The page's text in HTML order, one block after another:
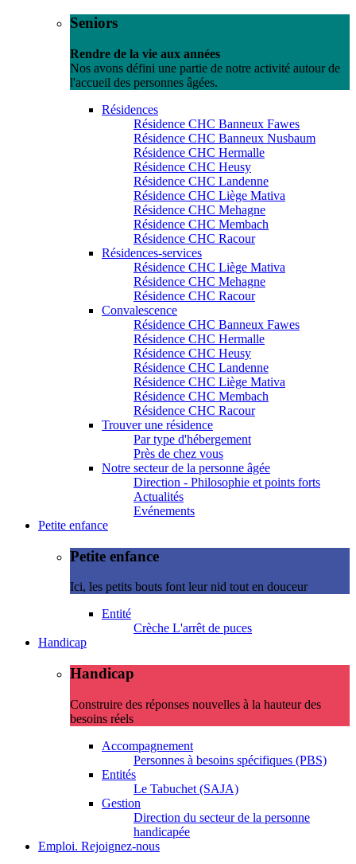
Seniors
Rendre de la vie aux années
Nos avons défini une partie de notre activité autour de
l'accueil des personnes âgées.
Résidences
Résidence CHC Banneux Fawes
Résidence CHC Banneux Nusbaum
Résidence CHC Hermalle
Résidence CHC Heusy
Résidence CHC Landenne
Résidence CHC Liège Mativa
Résidence CHC Mehagne
Résidence CHC Membach
Résidence CHC Racour
Résidences-services
Résidence CHC Liège Mativa
Résidence CHC Mehagne
Résidence CHC Racour
Convalescence
Résidence CHC Banneux Fawes
Résidence CHC Hermalle
Résidence CHC Heusy
Résidence CHC Landenne
Résidence CHC Liège Mativa
Résidence CHC Membach
Résidence CHC Racour
Trouver une résidence
Par type d'hébergement
Près de chez vous
Notre secteur de la personne âgée
Direction - Philosophie et points forts
Actualités
Evénements
Petite enfance
Petite enfance
Ici, les petits bouts font leur nid tout en douceur
Entité
Crèche L'arrêt de puces
Handicap
Handicap
Construire des réponses nouvelles à la hauteur des
besoins réels
Accompagnement
Personnes à besoins spécifiques (PBS)
Entités
Le Tabuchet (SAJA)
Gestion
Direction du secteur de la personne
handicapée
Emploi. Rejoignez-nous